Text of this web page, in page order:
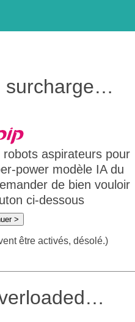
surcharge…
aspirateurs pour
power modèle IA du
de bien vouloir
ci-dessous
>
être activés, désolé.)